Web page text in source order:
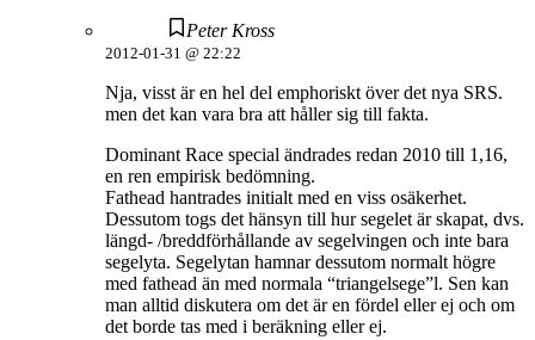
Peter Kross
2012-01-31 @ 22:22
Nja, visst är en hel del emphoriskt över det nya SRS.
men det kan vara bra att håller sig till fakta.
Dominant Race special ändrades redan 2010 till 1,16,
en ren empirisk bedömning.
Fathead hantrades initialt med en viss osäkerhet.
Dessutom togs det hänsyn till hur segelet är skapat, dvs.
längd- /breddförhållande av segelvingen och inte bara
segelyta. Segelytan hamnar dessutom normalt högre
med fathead än med normala “triangelsege”l. Sen kan
man alltid diskutera om det är en fördel eller ej och om
det borde tas med i beräkning eller ej.